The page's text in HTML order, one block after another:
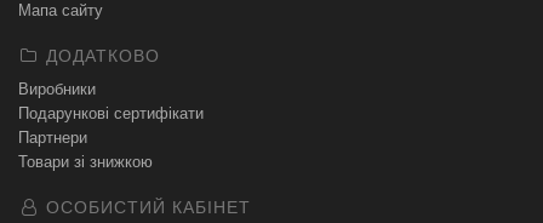
Мапа сайту
ДОДАТКОВО
Виробники
Подарункові сертифікати
Партнери
Товари зі знижкою
ОСОБИСТИЙ КАБІНЕТ